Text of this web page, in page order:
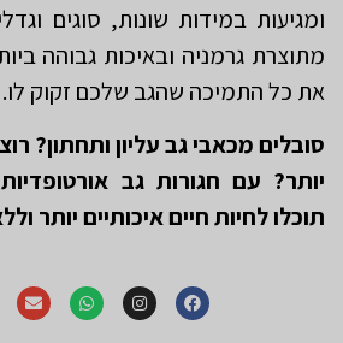
ומגיעות במידות שונות, סוגים
מתוצרת גרמניה ובאיכות גבוהה
את כל התמיכה שהגב שלכם זקוק לו.
סובלים מכאבי גב עליון ותחתון?
יותר? עם חגורות גב
תוכלו לחיות חיים איכותיים יותר